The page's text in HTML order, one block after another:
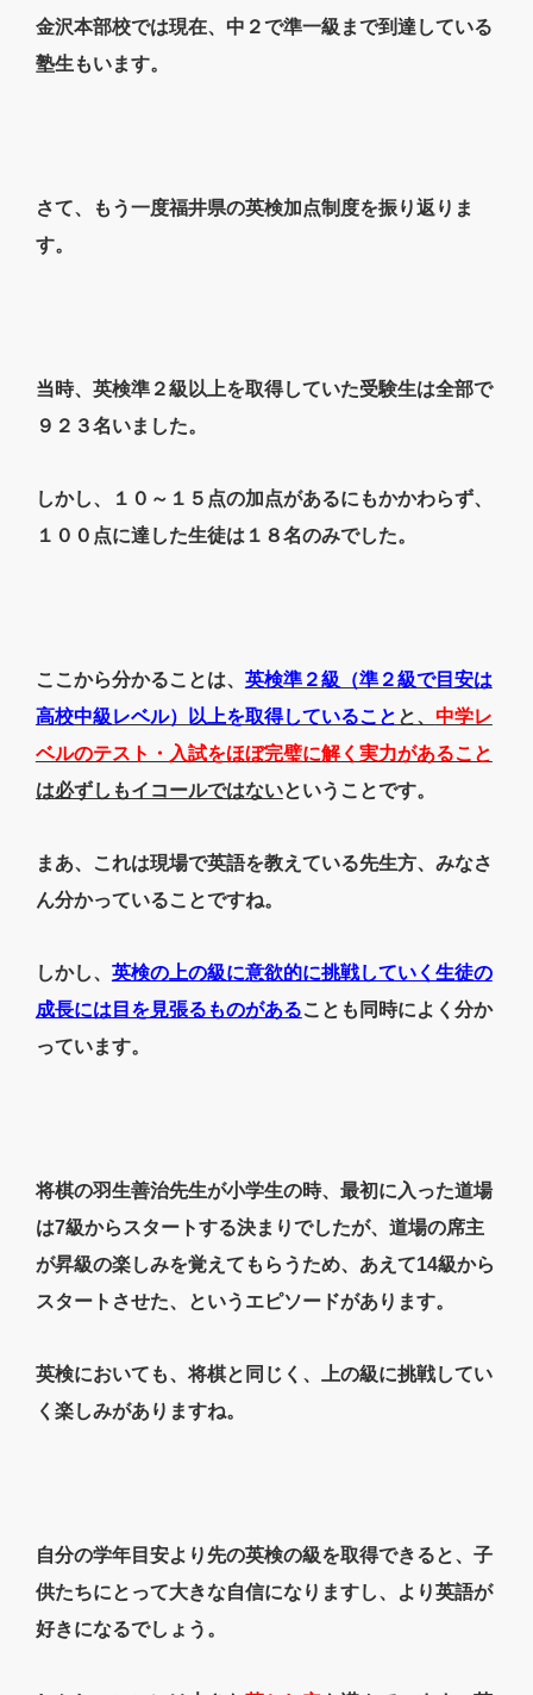
金沢本部校では現在、中２で準一級まで到達している
塾生もいます。
さて、もう一度福井県の英検加点制度を振り返りま
す。
当時、英検準２級以上を取得していた受験生は全部で
９２３名いました。
しかし、１０～１５点の加点があるにもかかわらず、
１００点に達した生徒は１８名のみでした。
ここから分かることは、 英検準２級（準２級で目安は
高校中級レベル）以上を取得していること と、 中学レ
ベルのテスト・入試をほぼ完璧に解く実力があること
は必ずしもイコールではないということです。
まあ、これは現場で英語を教えている先生方、みなさ
ん分かっていることですね。
しかし、 英検の上の級に意欲的に挑戦していく生徒の
成長には目を見張るものがあることも同時によく分か
っています。
将棋の羽生善治先生が小学生の時、最初に入った道場
は7級からスタートする決まりでしたが、道場の席主
が昇級の楽しみを覚えてもらうため、あえて14級から
スタートさせた、というエピソードがあります。
英検においても、将棋と同じく、上の級に挑戦してい
く楽しみがありますね。
自分の学年目安より先の英検の級を取得できると、子
供たちにとって大きな自信になりますし、より英語が
好きになるでしょう。